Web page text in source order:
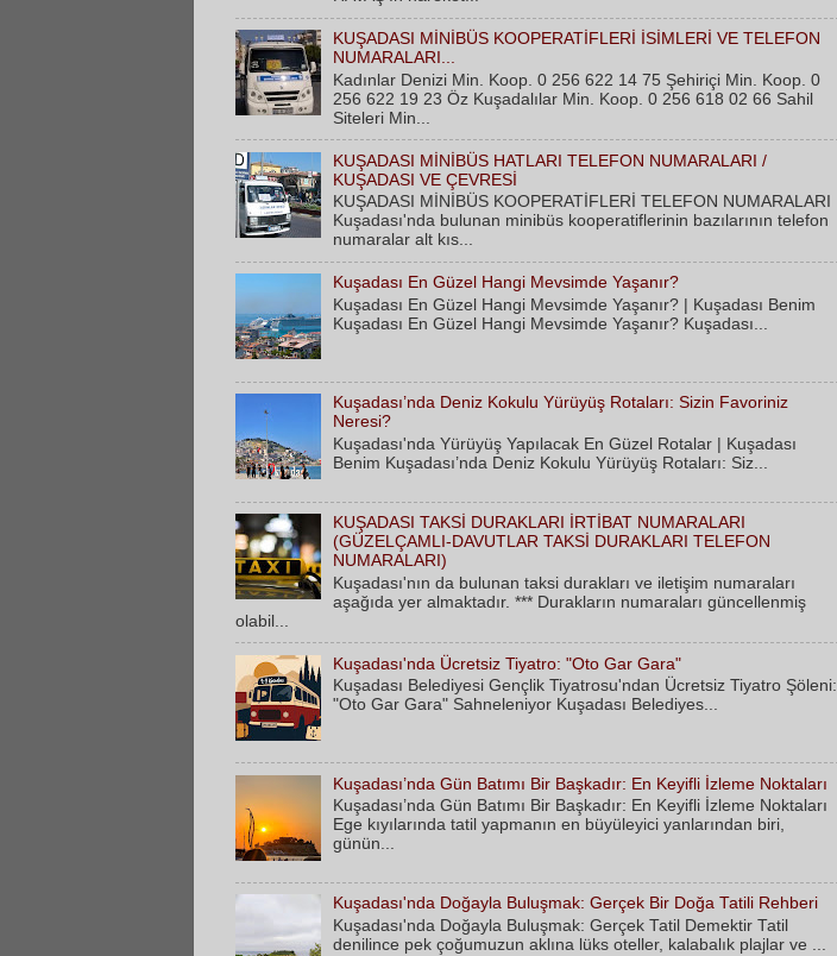
KUŞADASI MİNİBÜS KOOPERATİFLERİ İSİMLERİ VE TELEFON
NUMARALARI...
Kadınlar Denizi Min. Koop. 0 256 622 14 75 Şehiriçi Min. Koop. 0
256 622 19 23 Öz Kuşadalılar Min. Koop. 0 256 618 02 66 Sahil
Siteleri Min...
KUŞADASI MİNİBÜS HATLARI TELEFON NUMARALARI /
KUŞADASI VE ÇEVRESİ
KUŞADASI MİNİBÜS KOOPERATİFLERİ TELEFON NUMARALARI
Kuşadası'nda bulunan minibüs kooperatiflerinin bazılarının telefon
numaralar alt kıs...
Kuşadası En Güzel Hangi Mevsimde Yaşanır?
Kuşadası En Güzel Hangi Mevsimde Yaşanır? | Kuşadası Benim
Kuşadası En Güzel Hangi Mevsimde Yaşanır? Kuşadası...
Kuşadası’nda Deniz Kokulu Yürüyüş Rotaları: Sizin Favoriniz
Neresi?
Kuşadası'nda Yürüyüş Yapılacak En Güzel Rotalar | Kuşadası
Benim Kuşadası’nda Deniz Kokulu Yürüyüş Rotaları: Siz...
KUŞADASI TAKSİ DURAKLARI İRTİBAT NUMARALARI
(GÜZELÇAMLI-DAVUTLAR TAKSİ DURAKLARI TELEFON
NUMARALARI)
Kuşadası'nın da bulunan taksi durakları ve iletişim numaraları
aşağıda yer almaktadır. *** Durakların numaraları güncellenmiş
olabil...
Kuşadası'nda Ücretsiz Tiyatro: "Oto Gar Gara"
Kuşadası Belediyesi Gençlik Tiyatrosu'ndan Ücretsiz Tiyatro Şöleni:
"Oto Gar Gara" Sahneleniyor Kuşadası Belediyes...
Kuşadası’nda Gün Batımı Bir Başkadır: En Keyifli İzleme Noktaları
Kuşadası’nda Gün Batımı Bir Başkadır: En Keyifli İzleme Noktaları
Ege kıyılarında tatil yapmanın en büyüleyici yanlarından biri,
günün...
Kuşadası'nda Doğayla Buluşmak: Gerçek Bir Doğa Tatili Rehberi
Kuşadası'nda Doğayla Buluşmak: Gerçek Tatil Demektir Tatil
denilince pek çoğumuzun aklına lüks oteller, kalabalık plajlar ve ...